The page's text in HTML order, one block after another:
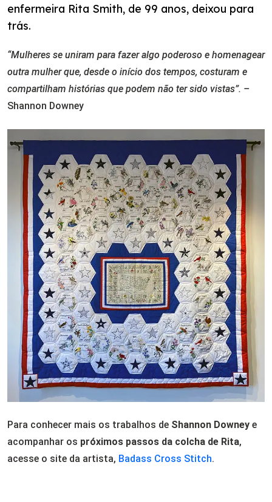
enfermeira Rita Smith, de 99 anos, deixou para
trás.
“Mulheres se uniram para fazer algo poderoso e homenagear
outra mulher que, desde o início dos tempos, costuram e
compartilham histórias que podem não ter sido vistas”. –
Shannon Downey
Para conhecer mais os trabalhos de Shannon Downey e
acompanhar os próximos passos da colcha de Rita,
acesse o site da artista, Badass Cross Stitch.